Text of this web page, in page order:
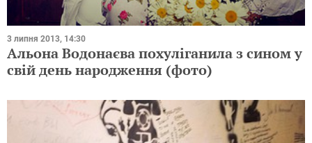
3 липня 2013, 14:30
Альона Водонаєва похуліганила з сином у
свій день народження (фото)